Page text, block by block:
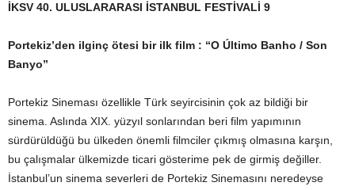
Yazar: Erdoğan Mitrani- 17 Nisan 2021 3939 0
İKSV 40. ULUSLARARASI İSTANBUL FESTİVALİ 9
Portekiz’den ilginç ötesi bir ilk film : “O Último Banho / Son
Banyo”
Portekiz Sineması özellikle Türk seyircisinin çok az bildiği bir
sinema. Aslında XIX. yüzyıl sonlarından beri film yapımının
sürdürüldüğü bu ülkeden önemli filmciler çıkmış olmasına karşın,
bu çalışmalar ülkemizde ticari gösterime pek de girmiş değiller.
İstanbul’un sinema severleri de Portekiz Sinemasını neredeyse